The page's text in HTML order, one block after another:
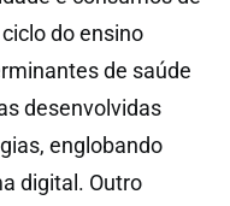
do ensino
de saúde
desenvolvidas
englobando
digital. Outro